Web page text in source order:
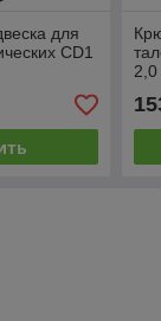
для
CD1
2,0